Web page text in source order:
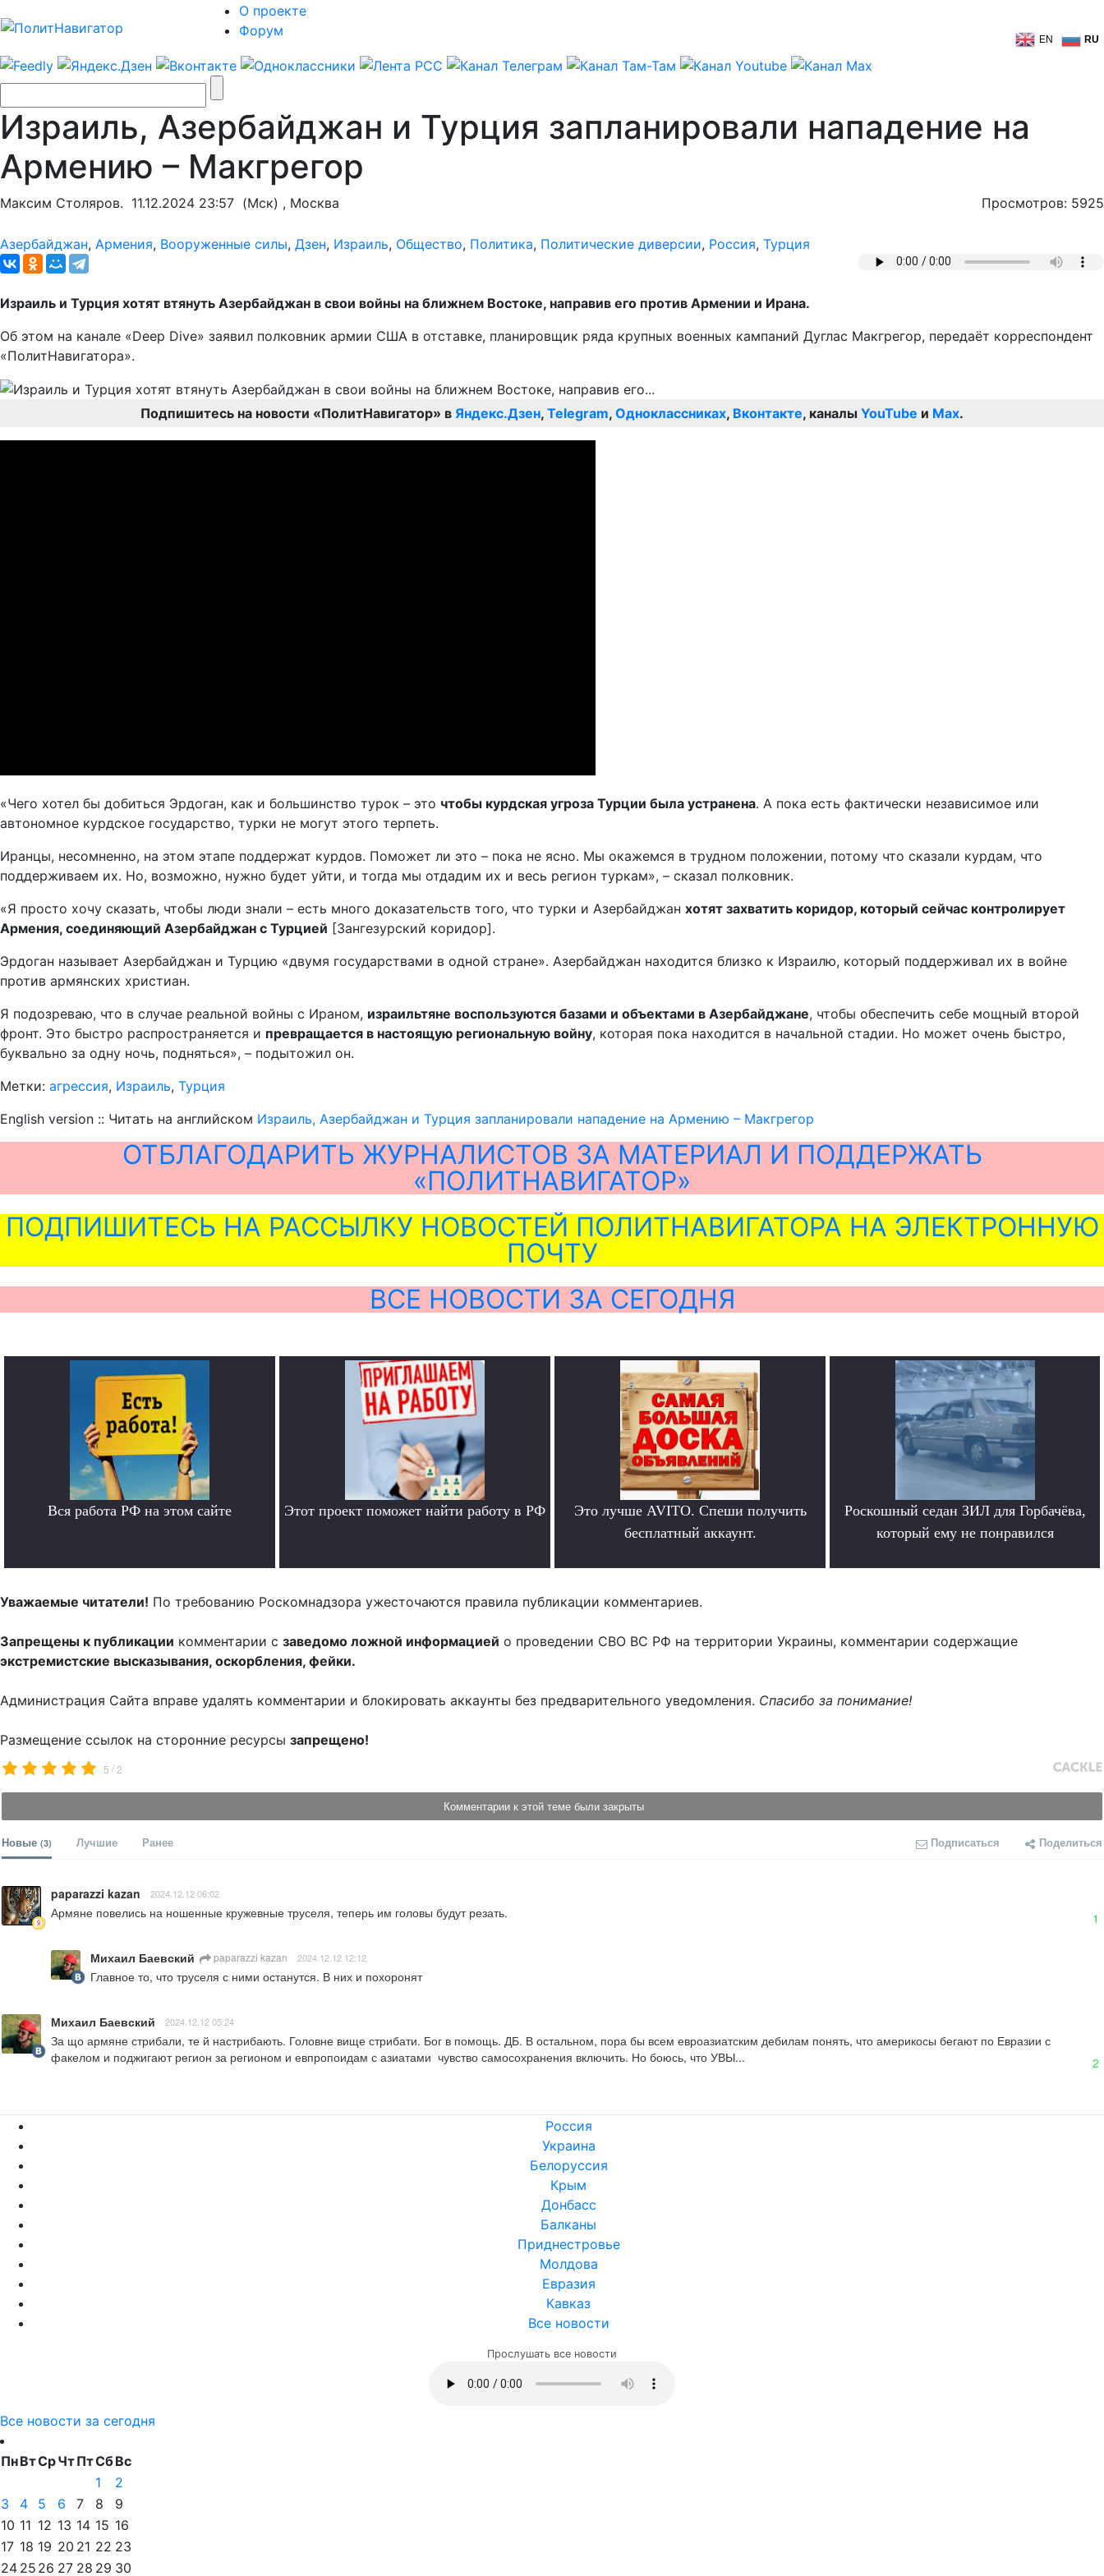
О проекте
Форум
EN RU
Израиль, Азербайджан и Турция запланировали нападение на
Армению – Макгрегор
Максим Столяров. 11.12.2024 23:57 (Мск) , Москва Просмотров: 5925
Азербайджан, Армения, Вооруженные силы, Дзен, Израиль, Общество, Политика, Политические диверсии, Россия, Турция
Израиль и Турция хотят втянуть Азербайджан в свои войны на ближнем Востоке, направив его против Армении и Ирана.
Об этом на канале «Deep Dive» заявил полковник армии США в отставке, планировщик ряда крупных военных кампаний Дуглас Макгрегор, передаёт корреспондент
«ПолитНавигатора».
Подпишитесь на новости «ПолитНавигатор» в Яндекс.Дзен, Telegram, Одноклассниках, Вконтакте, каналы YouTube и Max.
«Чего хотел бы добиться Эрдоган, как и большинство турок – это чтобы курдская угроза Турции была устранена. А пока есть фактически независимое или
автономное курдское государство, турки не могут этого терпеть.
Иранцы, несомненно, на этом этапе поддержат курдов. Поможет ли это – пока не ясно. Мы окажемся в трудном положении, потому что сказали курдам, что
поддерживаем их. Но, возможно, нужно будет уйти, и тогда мы отдадим их и весь регион туркам», – сказал полковник.
«Я просто хочу сказать, чтобы люди знали – есть много доказательств того, что турки и Азербайджан хотят захватить коридор, который сейчас контролирует
Армения, соединяющий Азербайджан с Турцией [Зангезурский коридор].
Эрдоган называет Азербайджан и Турцию «двумя государствами в одной стране». Азербайджан находится близко к Израилю, который поддерживал их в войне
против армянских христиан.
Я подозреваю, что в случае реальной войны с Ираном, израильтяне воспользуются базами и объектами в Азербайджане, чтобы обеспечить себе мощный второй
фронт. Это быстро распространяется и превращается в настоящую региональную войну, которая пока находится в начальной стадии. Но может очень быстро,
буквально за одну ночь, подняться», – подытожил он.
Метки: агрессия, Израиль, Турция
English version :: Читать на английском Израиль, Азербайджан и Турция запланировали нападение на Армению – Макгрегор
ОТБЛАГОДАРИТЬ ЖУРНАЛИСТОВ ЗА МАТЕРИАЛ И ПОДДЕРЖАТЬ
«ПОЛИТНАВИГАТОР»
ПОДПИШИТЕСЬ НА РАССЫЛКУ НОВОСТЕЙ ПОЛИТНАВИГАТОРА НА ЭЛЕКТРОННУЮ
ПОЧТУ
ВСЕ НОВОСТИ ЗА СЕГОДНЯ
Вся работа РФ на этом сайте Этот проект поможет найти работу в РФ
Это лучше AVITO. Спеши получить
бесплатный аккаунт.
Роскошный седан ЗИЛ для Горбачёва,
который ему не понравился
Уважаемые читатели! По требованию Роскомнадзора ужесточаются правила публикации комментариев.
Запрещены к публикации комментарии с заведомо ложной информацией о проведении СВО ВС РФ на территории Украины, комментарии содержащие
экстремистские высказывания, оскорбления, фейки.
Администрация Сайта вправе удалять комментарии и блокировать аккаунты без предварительного уведомления. Спасибо за понимание!
Размещение ссылок на сторонние ресурсы запрещено!
5 /2
Комментарии к этой теме были закрыты
Новые (3) Лучшие Ранее Подписаться Поделиться
paparazzi kazan 2024.12.12 06:02
Армяне повелись на ношенные кружевные труселя, теперь им головы будут резать. 1
Михаил Баевский paparazzi kazan 2024.12.12 12:12
Главное то, что труселя с ними останутся. В них и похоронят
Михаил Баевский 2024.12.12 05:24
За що армяне стрибали, те й настрибають. Головне вище стрибати. Бог в помощь. ДБ. В остальном, пора бы всем евроазиатским дебилам понять, что америкосы бегают по Евразии с
факелом и поджигают регион за регионом и евпропоидам с азиатами  чувство самосохранения включить. Но боюсь, что УВЫ...
2
Россия
Украина
Белоруссия
Крым
Донбасс
Балканы
Приднестровье
Молдова
Евразия
Кавказ
Все новости
Прослушать все новости
Все новости за сегодня
ПнВтСрЧтПтСбВс
1
2
3
4 5 6 7 8
9
10 11 12 13 14 15 16
17 18 19 20 21 22 23
24 25 26 27 28 29 30